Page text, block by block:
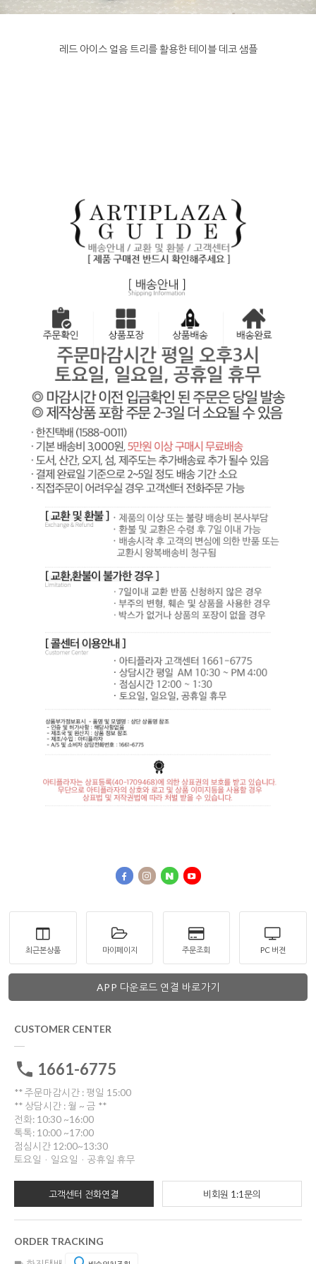
레드 아이스 얼음 트리를 활용한 테이블 데코 샘플
최근본상품 마이페이지 주문조회 PC 버젼
APP 다운로드 연결 바로가기
CUSTOMER CENTER
1661-6775
** 주문마감시간 : 평일 15:00
** 상담시간 : 월 ~ 금 **
전화: 10:30 ~16:00
톡톡: 10:00 ~17:00
점심시간 12:00~13:30
토요일ㆍ일요일ㆍ공휴일 휴무
고객센터 전화연결 비회원 1:1문의
ORDER TRACKING